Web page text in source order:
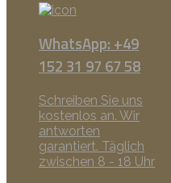
WhatsApp: +49
152 31 97 67 58
Schreiben Sie uns
kostenlos an. Wir
antworten
garantiert. Täglich
zwischen 8 - 18 Uhr